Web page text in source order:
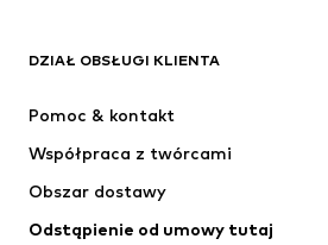
Nowości
Kurtki
Bielizna
Płaszcze
Spódnice
DZIAŁ OBSŁUGI KLIENTA
Pomoc & kontakt
Współpraca z twórcami
Obszar dostawy
Odstąpienie od umowy tutaj